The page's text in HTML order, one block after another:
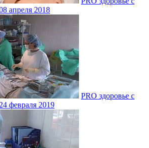
апреля 2018
PRO здоровье с
февраля 2019